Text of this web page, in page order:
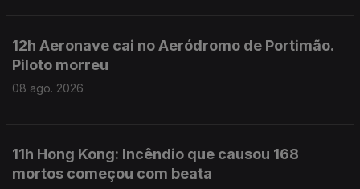
12h Aeronave cai no Aeródromo de Portimão.
Piloto morreu
08 ago. 2026
11h Hong Kong: Incêndio que causou 168
mortos começou com beata